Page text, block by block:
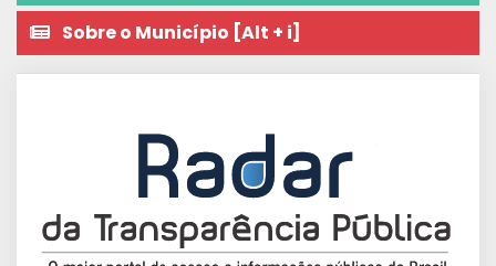
Sobre o Município [Alt + i]